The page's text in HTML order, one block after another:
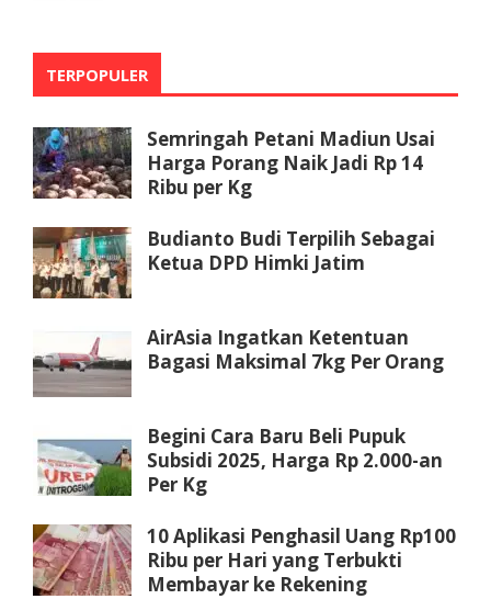
TERPOPULER
Semringah Petani Madiun Usai
Harga Porang Naik Jadi Rp 14
Ribu per Kg
Budianto Budi Terpilih Sebagai
Ketua DPD Himki Jatim
AirAsia Ingatkan Ketentuan
Bagasi Maksimal 7kg Per Orang
Begini Cara Baru Beli Pupuk
Subsidi 2025, Harga Rp 2.000-an
Per Kg
10 Aplikasi Penghasil Uang Rp100
Ribu per Hari yang Terbukti
Membayar ke Rekening